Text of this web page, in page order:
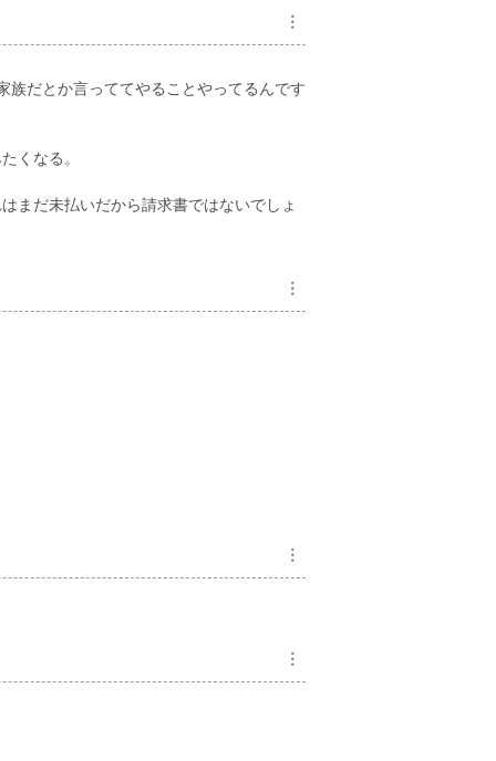
︙
族だとか言っててやることやってるんです
くなる。
まだ未払いだから請求書ではないでしょ
︙
︙
︙